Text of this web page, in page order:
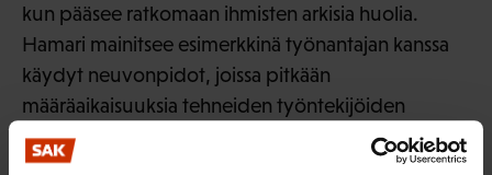
kun pääsee ratkomaan ihmisten arkisia huolia.
Hamari mainitsee esimerkkinä työnantajan kanssa
käydyt neuvonpidot, joissa pitkään
määräaikaisuuksia tehneiden työntekijöiden
työsuhteita on vakinaistettu.